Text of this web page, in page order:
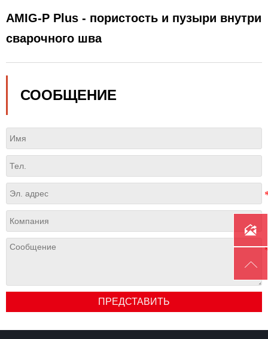
AMIG-P Plus - пористость и пузыри внутри
сварочного шва
СООБЩЕНИЕ
ПРЕДСТАВИТЬ

